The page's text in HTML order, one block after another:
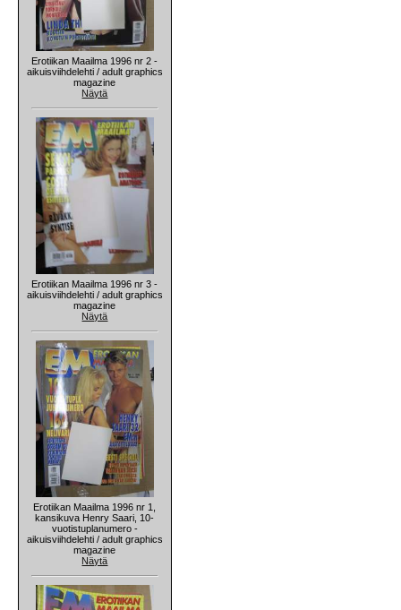
Erotiikan Maailma 1996 nr 2 -
aikuisviihdelehti / adult graphics
magazine
Näytä
Erotiikan Maailma 1996 nr 3 -
aikuisviihdelehti / adult graphics
magazine
Näytä
Erotiikan Maailma 1996 nr 1,
kansikuva Henry Saari, 10-
vuotistuplanumero -
aikuisviihdelehti / adult graphics
magazine
Näytä